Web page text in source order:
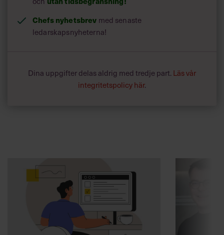
Chefs nyhetsbrev med senaste
ledarskapsnyheterna!
Dina uppgifter delas aldrig med tredje part. Läs vår
integritetspolicy här.